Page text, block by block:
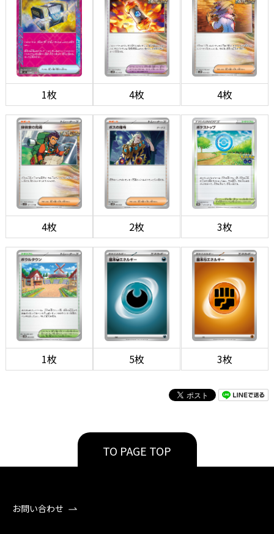
1枚 4枚 4枚
4枚 2枚 3枚
1枚 5枚 3枚
TO PAGE TOP
お問い合わせ